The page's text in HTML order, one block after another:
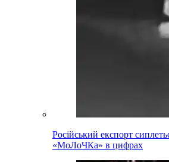
Російський експорт
«МоЛоЧКа» в цифрах